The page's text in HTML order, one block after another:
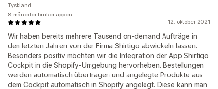
12. oktober 2021
Wir haben bereits mehrere Tausend on-demand Aufträge in
den letzten Jahren von der Firma Shirtigo abwickeln lassen.
Besonders positiv möchten wir die Integration der App Shirtigo
Cockpit in die Shopify-Umgebung hervorheben. Bestellungen
werden automatisch übertragen und angelegte Produkte aus
dem Cockpit automatisch in Shopify angelegt. Diese kann man
Tyskland
8 måneder bruker appen